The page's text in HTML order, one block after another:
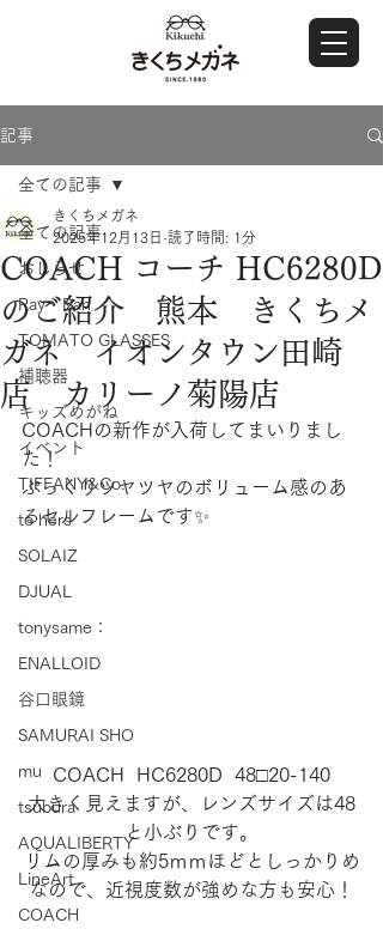
記事
全ての記事
おしらせ
Ray・Ban
TOMATO GLASSES
補聴器
キッズめがね
イベント
TIFFANY&Co.
to hers
SOLAIZ
DJUAL
tonysame：
ENALLOID
谷口眼鏡
SAMURAI SHO
mu
tsubura
AQUALIBERTY
LineArt
COACH
全ての記事
COACH コーチ HC6280D
のご紹介 熊本 きくちメ
ガネ イオンタウン田崎
店 カリーノ菊陽店
きくちメガネ
2025年12月13日 読了時間: 1分
COACHの新作が入荷してまいりまし
た！
ぷっくりツヤツヤのボリューム感のあ
るセルフレームです✨
COACH  HC6280D  48□20-140
大きく見えますが、レンズサイズは48
と小ぶりです。
リムの厚みも約5ｍｍほどとしっかりめ
なので、近視度数が強めな方も安心！